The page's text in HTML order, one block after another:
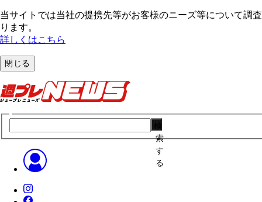
当サイトでは当社の提携先等がお客様のニーズ等について調
ります。
詳しくはこちら
閉じる
索
す
る